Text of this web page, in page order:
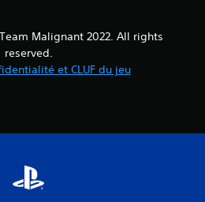
Malignant 2022. All rights
reserved.
et CLUF du jeu